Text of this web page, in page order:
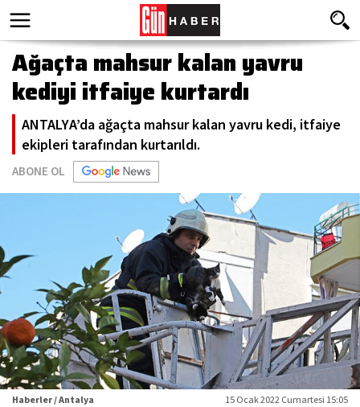
Ağaçta mahsur kalan yavru
kediyi itfaiye kurtardı
ANTALYA’da ağaçta mahsur kalan yavru kedi, itfaiye
ekipleri tarafından kurtarıldı.
ABONE OL
Haberler / Antalya 15 Ocak 2022 Cumartesi 15:05